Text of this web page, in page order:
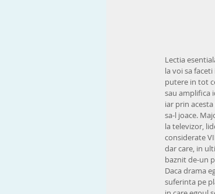
Lectia
la voi sa
putere in tot
sau amplifica
iar prin
sa-l joace.
la televizor,
considerate
dar care, in
baznit de-un
Daca drama
suferinta pe